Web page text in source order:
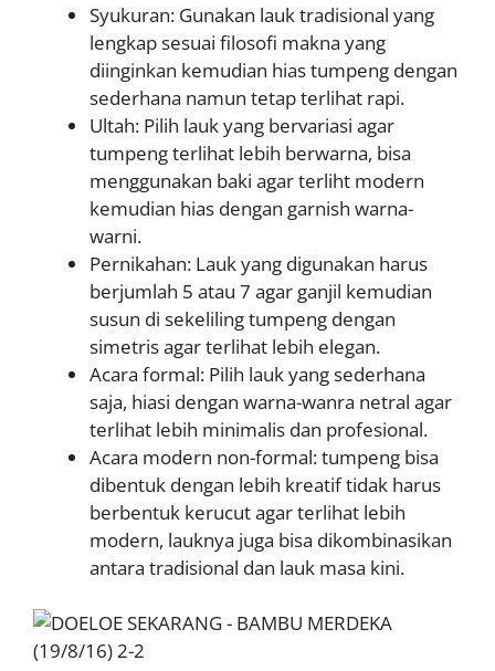
Syukuran: Gunakan lauk tradisional yang
lengkap sesuai filosofi makna yang
diinginkan kemudian hias tumpeng dengan
sederhana namun tetap terlihat rapi.
Ultah: Pilih lauk yang bervariasi agar
tumpeng terlihat lebih berwarna, bisa
menggunakan baki agar terliht modern
kemudian hias dengan garnish warna-
warni.
Pernikahan: Lauk yang digunakan harus
berjumlah 5 atau 7 agar ganjil kemudian
susun di sekeliling tumpeng dengan
simetris agar terlihat lebih elegan.
Acara formal: Pilih lauk yang sederhana
saja, hiasi dengan warna-wanra netral agar
terlihat lebih minimalis dan profesional.
Acara modern non-formal: tumpeng bisa
dibentuk dengan lebih kreatif tidak harus
berbentuk kerucut agar terlihat lebih
modern, lauknya juga bisa dikombinasikan
antara tradisional dan lauk masa kini.